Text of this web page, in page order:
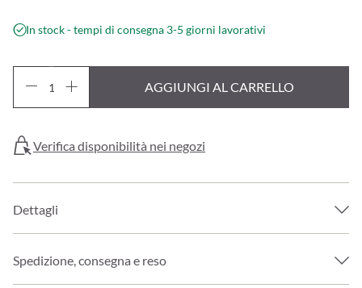
In stock - tempi di consegna 3-5 giorni lavorativi
AGGIUNGI AL CARRELLO
Verifica disponibilità nei negozi
Dettagli
Spedizione, consegna e reso